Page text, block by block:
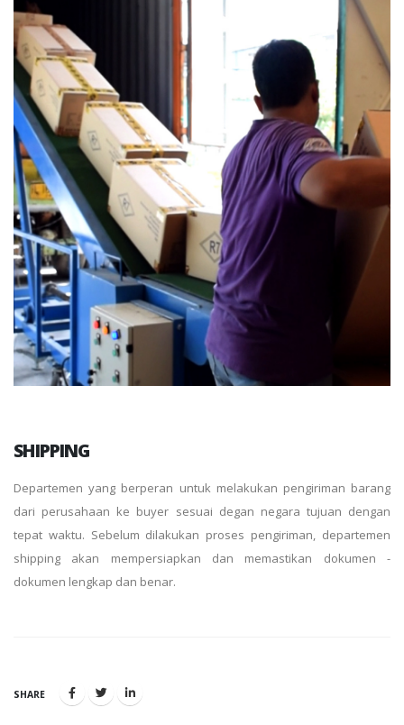
SHIPPING
Departemen yang berperan untuk melakukan pengiriman barang
dari perusahaan ke buyer sesuai degan negara tujuan dengan
tepat waktu. Sebelum dilakukan proses pengiriman, departemen
shipping akan mempersiapkan dan memastikan dokumen -
dokumen lengkap dan benar.
SHARE